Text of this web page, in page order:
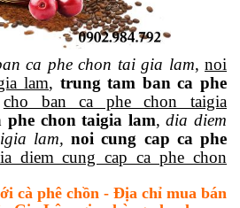
ca phe chon tai gia lam, noi
lam, trung tam ban ca phe
cho ban ca phe chon taigia
phe chon taigia lam,dia diem
lam, noi cung cap ca phe
diem cung cap ca phe chon
cà phê chồn - Địa chỉ mua bán